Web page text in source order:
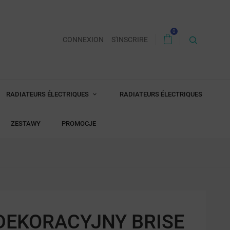
CONNEXION S'INSCRIRE
0
RADIATEURS ÉLECTRIQUES RADIATEURS ÉLECTRIQUES
ZESTAWY PROMOCJE
BRISE